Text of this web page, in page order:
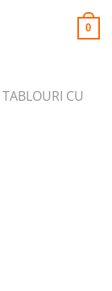
0
TABLOURI CU